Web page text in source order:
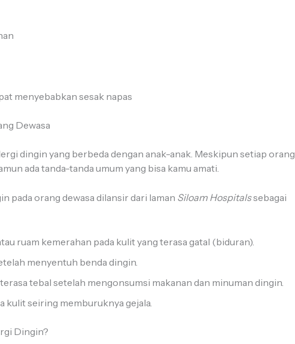
menyebabkan sesak napas
Dewasa
dingin yang berbeda dengan anak-anak. Meskipun setiap orang
ada tanda-tanda umum yang bisa kamu amati.
pada orang dewasa dilansir dari laman Siloam Hospitalssebagai
ruam kemerahan pada kulit yang terasa gatal (biduran).
menyentuh benda dingin.
tebal setelah mengonsumsi makanan dan minuman dingin.
kulit seiring memburuknya gejala.
Dingin?